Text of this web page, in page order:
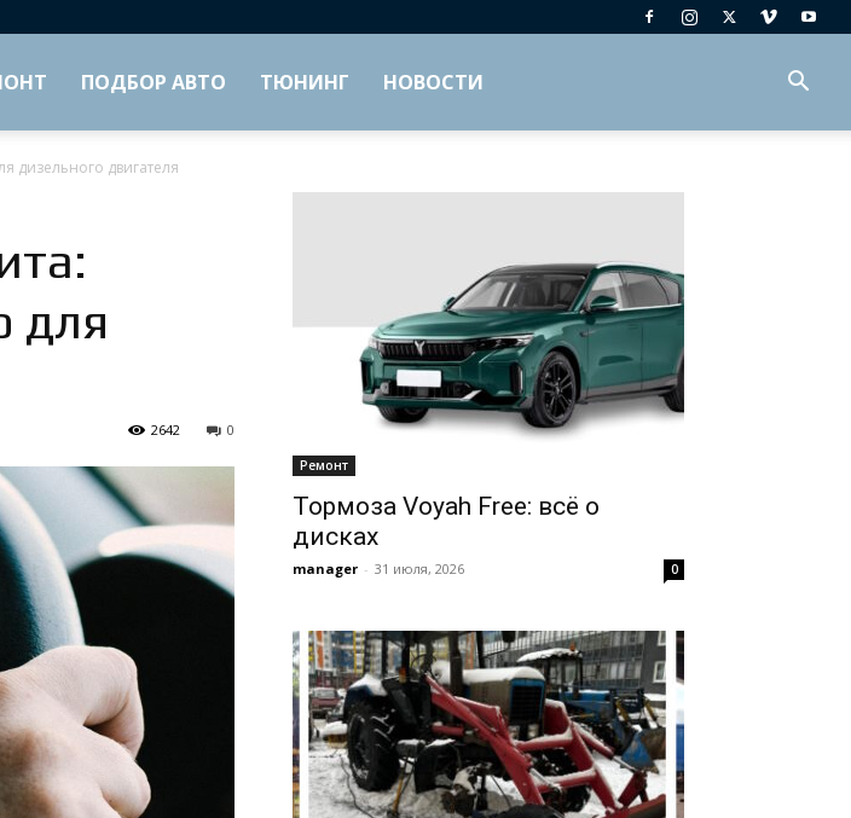
ПОДБОР АВТО ТЮНИНГ НОВОСТИ
дизельного двигателя
для
0
2642
Ремонт
Тормоза Voyah Free: всё о
дисках
manager - 31 июля, 2026 0